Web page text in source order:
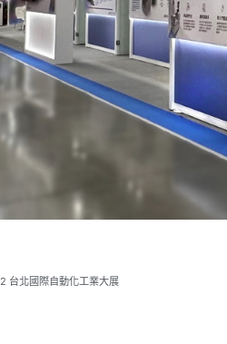
台北國際自動化工業大展